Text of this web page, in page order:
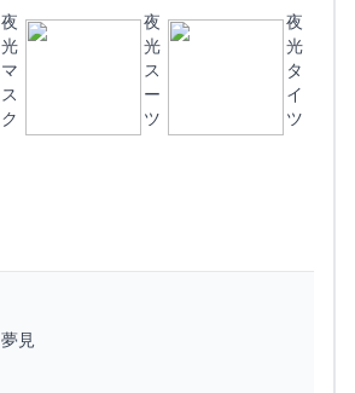
夜
光
マ
ス
ク
夜
光
ス
ー
ツ
夜
光
タ
イ
ツ
夢見